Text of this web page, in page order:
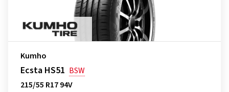
Kumho
Ecsta HS51 BSW
215/55 R17 94V